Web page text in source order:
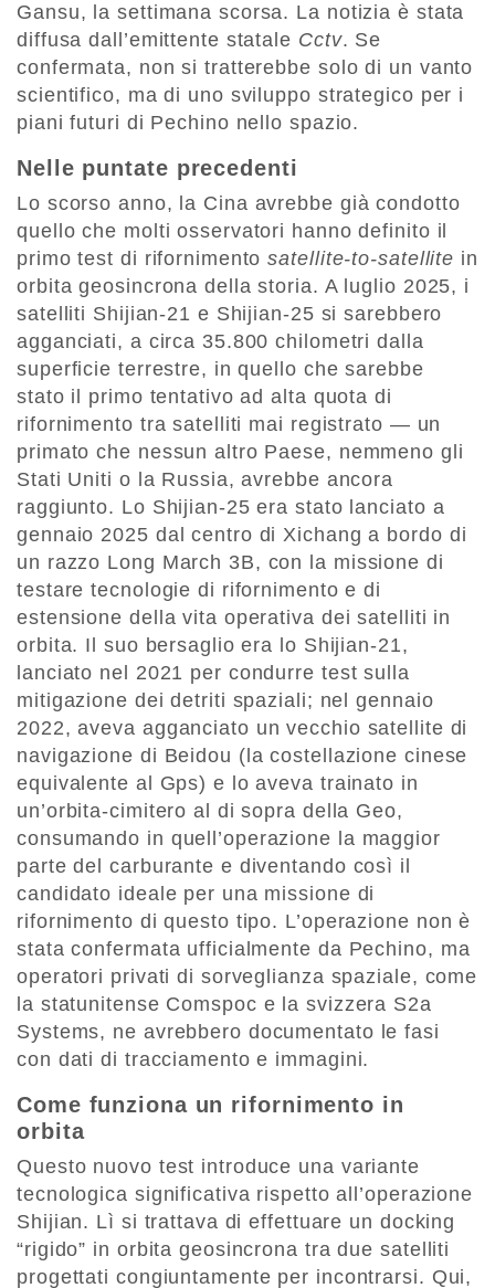
Gansu, la settimana scorsa. La notizia è stata
diffusa dall’emittente statale Cctv. Se
confermata, non si tratterebbe solo di un vanto
scientifico, ma di uno sviluppo strategico per i
piani futuri di Pechino nello spazio.
Nelle puntate precedenti
Lo scorso anno, la Cina avrebbe già condotto
quello che molti osservatori hanno definito il
primo test di rifornimento satellite-to-satellite in
orbita geosincrona della storia. A luglio 2025, i
satelliti Shijian-21 e Shijian-25 si sarebbero
agganciati, a circa 35.800 chilometri dalla
superficie terrestre, in quello che sarebbe
stato il primo tentativo ad alta quota di
rifornimento tra satelliti mai registrato — un
primato che nessun altro Paese, nemmeno gli
Stati Uniti o la Russia, avrebbe ancora
raggiunto. Lo Shijian-25 era stato lanciato a
gennaio 2025 dal centro di Xichang a bordo di
un razzo Long March 3B, con la missione di
testare tecnologie di rifornimento e di
estensione della vita operativa dei satelliti in
orbita. Il suo bersaglio era lo Shijian-21,
lanciato nel 2021 per condurre test sulla
mitigazione dei detriti spaziali; nel gennaio
2022, aveva agganciato un vecchio satellite di
navigazione di Beidou (la costellazione cinese
equivalente al Gps) e lo aveva trainato in
un’orbita-cimitero al di sopra della Geo,
consumando in quell’operazione la maggior
parte del carburante e diventando così il
candidato ideale per una missione di
rifornimento di questo tipo. L’operazione non è
stata confermata ufficialmente da Pechino, ma
operatori privati di sorveglianza spaziale, come
la statunitense Comspoc e la svizzera S2a
Systems, ne avrebbero documentato le fasi
con dati di tracciamento e immagini.
Come funziona un rifornimento in
orbita
Questo nuovo test introduce una variante
tecnologica significativa rispetto all’operazione
Shijian. Lì si trattava di effettuare un docking
“rigido” in orbita geosincrona tra due satelliti
progettati congiuntamente per incontrarsi. Qui,